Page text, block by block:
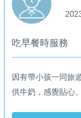
吃早餐時服務
因有帶小孩一同旅
供牛奶，感覺貼心。